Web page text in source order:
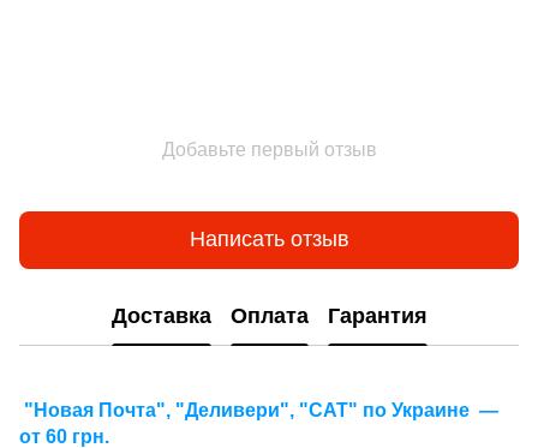
Добавьте первый отзыв
Написать отзыв
Доставка Оплата Гарантия
"Новая Почта", "Деливери", "САТ" по Украине —
от 60 грн.